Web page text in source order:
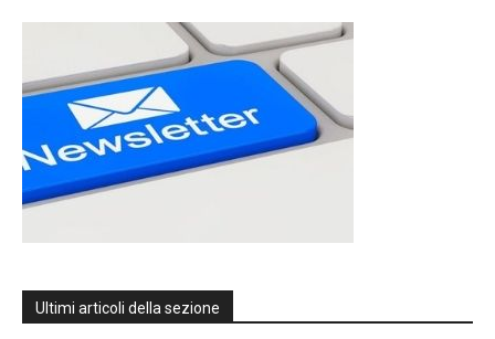
Ultimi articoli della sezione